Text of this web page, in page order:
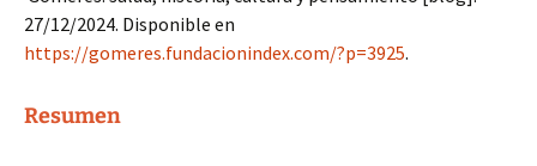
27/12/2024. Disponible en
https://gomeres.fundacionindex.com/?p=3925.
Resumen